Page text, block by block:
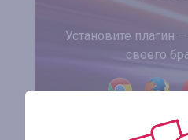
Установите плагин
своего